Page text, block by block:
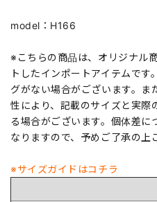
model：H166
※こちらの商品は、オリジナル
トしたインポートアイテムです
グがない場合がございます。ま
性により、記載のサイズと実際
る場合がございます。個体差に
なりますので、予めご了承の上
※サイズガイドはコチラ